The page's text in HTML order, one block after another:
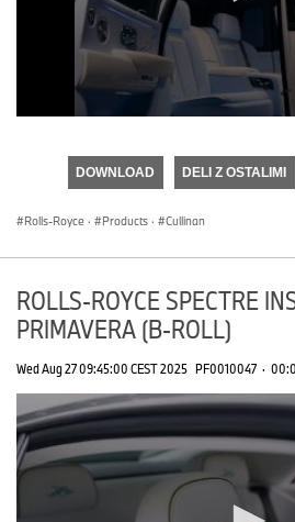
seconds
DOWNLOAD DELI Z OSTALIMI
Rolls-Royce · Products · Cullinan
ROLLS-ROYCE SPECTRE
PRIMAVERA (B-ROLL)
Wed Aug 27 09:45:00 CEST 2025 PF0010047 ·